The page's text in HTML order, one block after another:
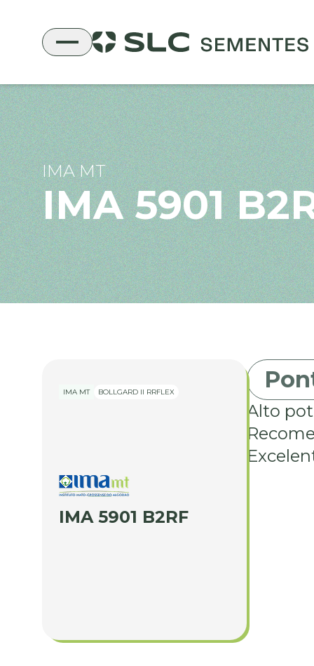
IMA MT
IMA 5901
IMA MT BOLLGARD II RRFLEX
IMA 5901 B2RF
Alto